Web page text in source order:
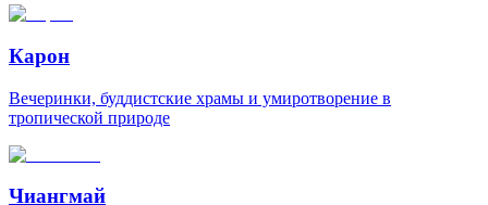
Карон
Вечеринки, буддистские храмы и умиротворение в
тропической природе
Чиангмай